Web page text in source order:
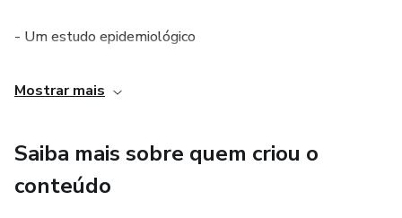
- Um estudo epidemiológico
- Recursos da informática aplicados à avaliaçao da
Além de uma grande quantidade de equaçoes preditivas
de composiçao corporal, por antropometria e
Mostrar mais
Saiba mais sobre quem criou o
conteúdo